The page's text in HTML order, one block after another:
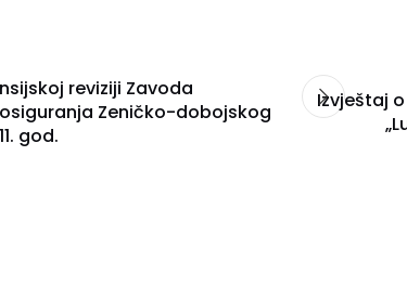
reviziji Zavoda
Zeničko-dobojskog
god.
Izvještaj